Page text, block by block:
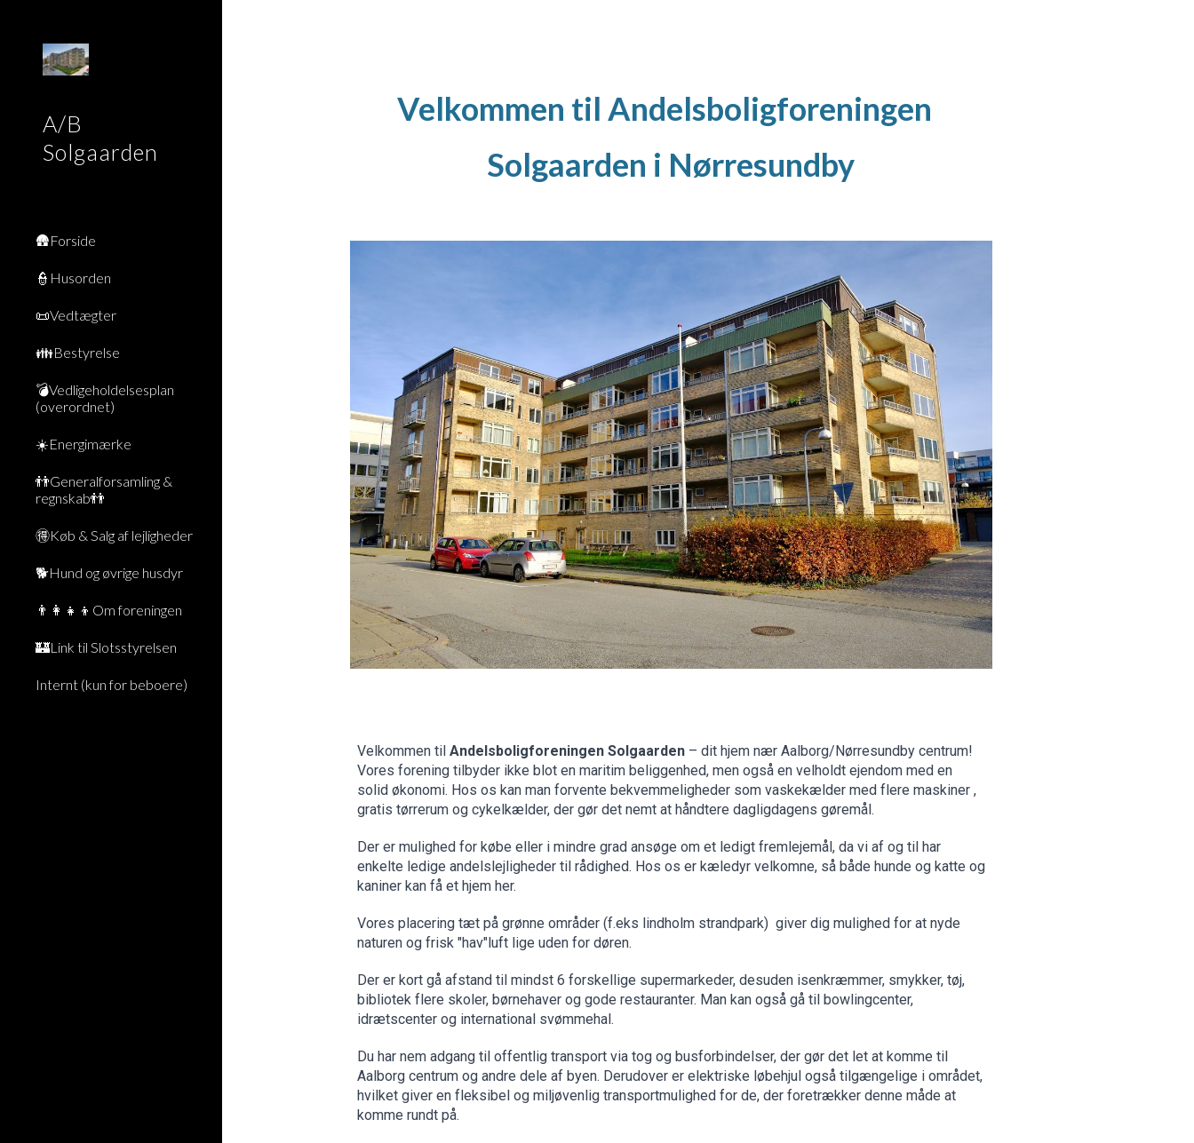
A/B
Solgaarden
🛖Forside
👮Husorden
📜Vedtægter
👪Bestyrelse
💣Vedligeholdelsesplan
(overordnet)
☀️Energimærke
👬Generalforsamling &
regnskab👬
🉐Køb & Salg af lejligheder
🐕Hund og øvrige husdyr
👨‍👩‍👧‍👦Om foreningen
🏰Link til Slotsstyrelsen
Internt (kun for beboere)
Velkommen til Andelsboligforeningen
Solgaarden i Nørresundby
Velkommen til Andelsboligforeningen Solgaarden– dit hjem nær Aalborg/Nørresundby centrum!
Vores forening tilbyder ikke blot en maritim beliggenhed, men også en velholdt ejendom med en
solid økonomi. Hos os kan man forvente bekvemmeligheder som vaskekælder med flere maskiner ,
gratis tørrerum og cykelkælder, der gør det nemt at håndtere dagligdagens gøremål.
Der er mulighed for købe eller i mindre grad ansøge om et ledigt fremlejemål, da vi af og til har
enkelte ledige andelslejligheder til rådighed. Hos os er kæledyr velkomne, så både hunde og katte og
kaniner kan få et hjem her.
Vores placering tæt på grønne områder (f.eks lindholm strandpark) giver dig mulighed for at nyde
naturen og frisk "hav"luft lige uden for døren.
Der er kort gå afstand til mindst 6 forskellige supermarkeder, desuden isenkræmmer, smykker, tøj,
bibliotek flere skoler, børnehaver og gode restauranter. Man kan også gå til bowlingcenter,
idrætscenter og international svømmehal.
Du har nem adgang til offentlig transport via tog og busforbindelser, der gør det let at komme til
Aalborg centrum og andre dele af byen. Derudover er elektriske løbehjul også tilgængelige i området,
hvilket giver en fleksibel og miljøvenlig transportmulighed for de, der foretrækker denne måde at
komme rundt på.